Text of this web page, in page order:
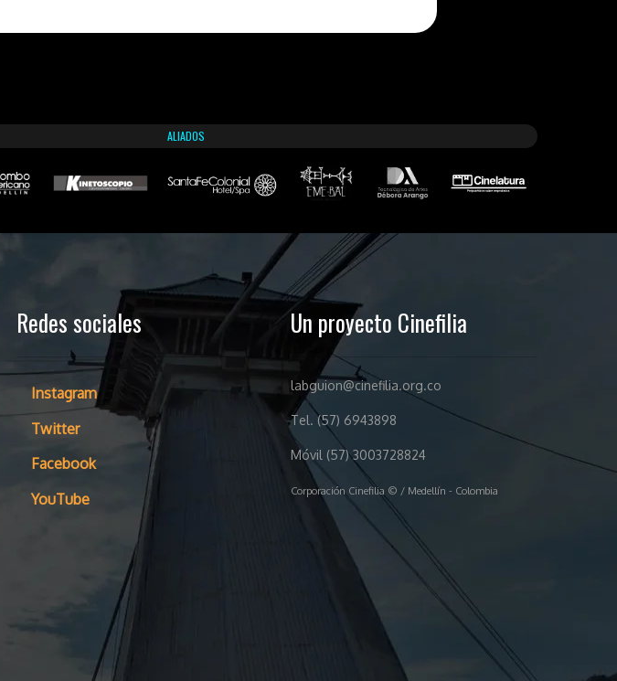
ALIADOS
Redes sociales
Instagram
Twitter
Facebook
YouTube
Un proyecto Cinefilia
labguion@cinefilia.org.co
Tel. (57) 6943898
Móvil (57) 3003728824
Corporación Cinefilia © / Medellín - Colombia